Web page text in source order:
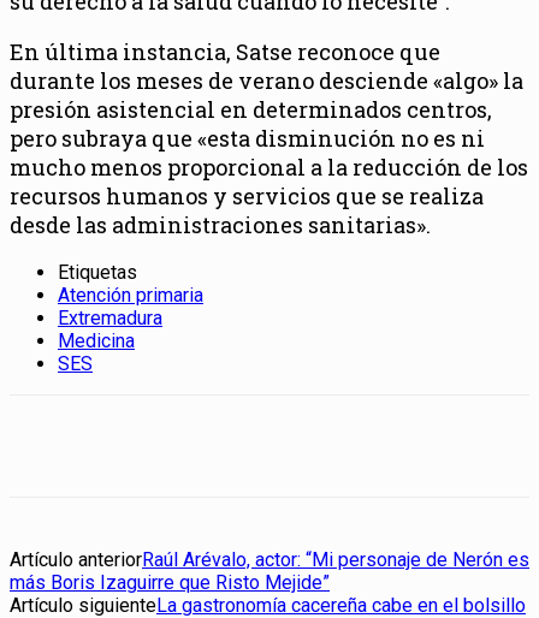
En última instancia, Satse reconoce que
durante los meses de verano desciende «algo» la
presión asistencial en determinados centros,
pero subraya que «esta disminución no es ni
mucho menos proporcional a la reducción de los
recursos humanos y servicios que se realiza
desde las administraciones sanitarias».
Etiquetas
Atención primaria
Extremadura
Medicina
SES
Artículo anteriorRaúl Arévalo, actor: “Mi personaje de Nerón es
más Boris Izaguirre que Risto Mejide”
Artículo siguienteLa gastronomía cacereña cabe en el bolsillo